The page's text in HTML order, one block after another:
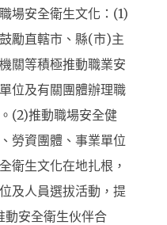
場安全衛生文化：(1)
勵直轄市、縣(市)主
關等積極推動職業安
位及有關團體辦理職
(2)推動職場安全健
勞資團體、事業單位
衛生文化在地扎根，
及人員選拔活動，提
動安全衛生伙伴合